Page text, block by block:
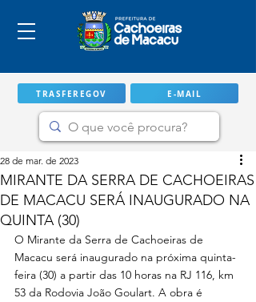
TRASFEREGOV E-MAIL
MIRANTE DA SERRA DE CACHOEIRAS
DE MACACU SERÁ INAUGURADO NA
QUINTA (30)
28 de mar. de 2023
O Mirante da Serra de Cachoeiras de
Macacu será inaugurado na próxima quinta-
feira (30) a partir das 10 horas na RJ 116, km
53 da Rodovia João Goulart. A obra é